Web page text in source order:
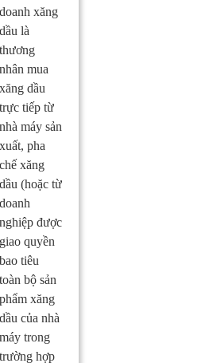
doanh xăng
dầu là
thương
nhân mua
xăng dầu
trực tiếp từ
nhà máy sản
xuất, pha
chế xăng
dầu (hoặc từ
doanh
nghiệp được
giao quyền
bao tiêu
toàn bộ sản
phẩm xăng
dầu của nhà
máy trong
trường hợp